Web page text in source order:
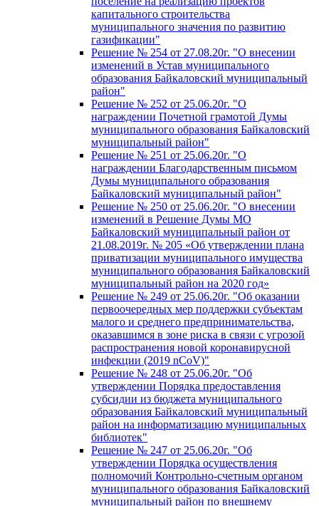
капитального строительства
муниципального значения по развитию
газификации"
Решение № 254 от 27.08.20г. "О внесении
изменений в Устав муниципального
образования Байкаловский муниципальный
район"
Решение № 252 от 25.06.20г. "О
награждении Почетной грамотой Думы
муниципального образования Байкаловский
муниципальный район"
Решение № 251 от 25.06.20г. "О
награждении Благодарственным письмом
Думы муниципального образования
Байкаловский муниципальный район"
Решение № 250 от 25.06.20г. "О внесении
изменений в Решение Думы МО
Байкаловский муниципальный район от
21.08.2019г. № 205 «Об утверждении плана
приватизации муниципального имущества
муниципального образования Байкаловский
муниципальный район на 2020 год»
Решение № 249 от 25.06.20г. "Об оказании
первоочередных мер поддержки субъектам
малого и среднего предпринимательства,
оказавшимся в зоне риска в связи с угрозой
распространения новой коронавирусной
инфекции (2019 nCoV)"
Решение № 248 от 25.06.20г. "Об
утверждении Порядка предоставления
субсидии из бюджета муниципального
образования Байкаловский муниципальный
район на информатизацию муниципальных
библиотек"
Решение № 247 от 25.06.20г. "Об
утверждении Порядка осуществления
полномочий Контрольно-счетным органом
муниципального образования Байкаловский
муниципальный район по внешнему